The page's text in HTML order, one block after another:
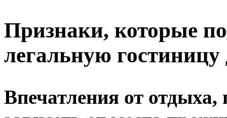
Признаки, которые
легальную
Впечатления от отдыха,